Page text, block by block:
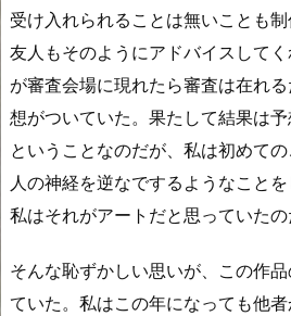
受け入れられることは無いことも制
友人もそのようにアドバイスして
が審査会場に現れたら審査は在れ
想がついていた。果たして結果は
ということなのだが、私は初めての
人の神経を逆なでするようなこと
私はそれがアートだと思っていたの
そんな恥ずかしい思いが、この作
ていた。私はこの年になっても他